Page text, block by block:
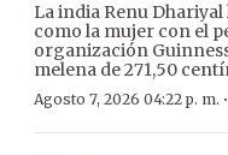
La india Renu
como la mujer con el
organización
melena de 271,50
Agosto 7, 2026 04:22 p. m. ·